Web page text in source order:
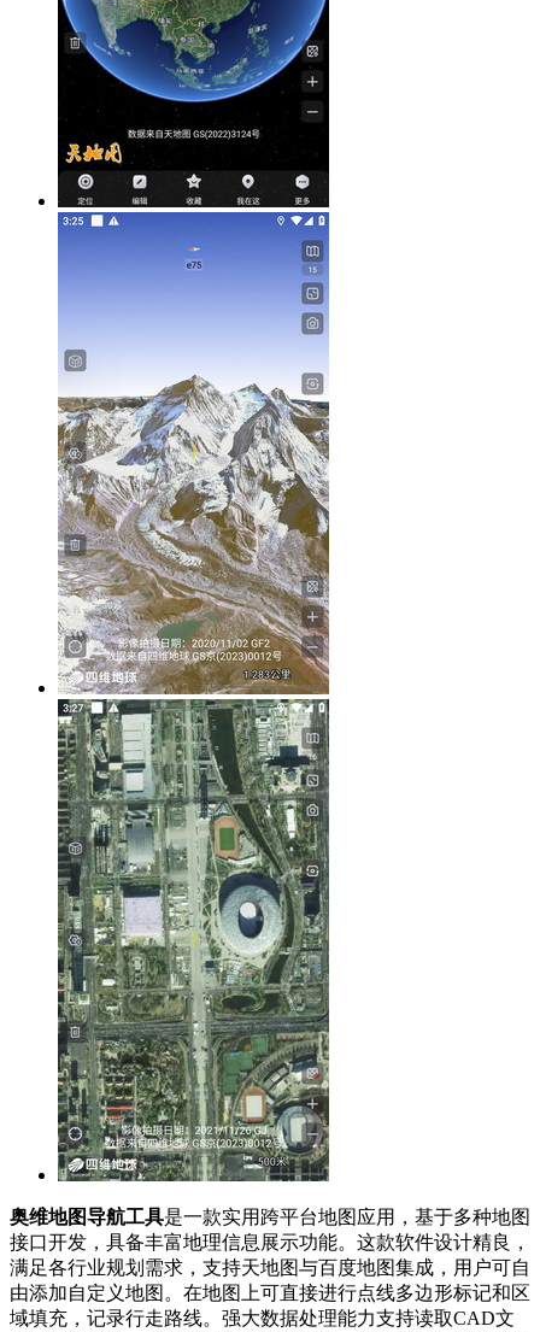
奥维地图导航工具是一款实用跨平台地图应用，基于多种地图
接口开发，具备丰富地理信息展示功能。这款软件设计精良，
满足各行业规划需求，支持天地图与百度地图集成，用户可自
由添加自定义地图。在地图上可直接进行点线多边形标记和区
域填充，记录行走路线。强大数据处理能力支持读取CAD文